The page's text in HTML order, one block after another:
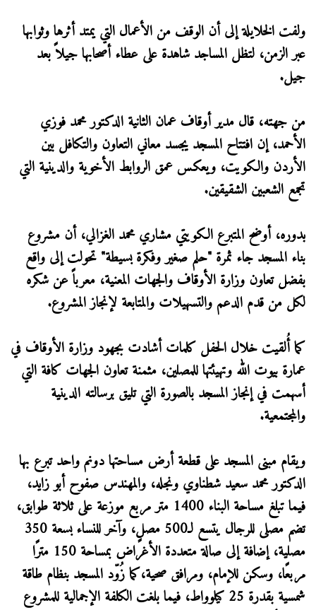
ولفت الخلايلة إلى أن الوقف من الأعمال التي يمتد أثرها وثوابها
عبر الزمن، لتظل المساجد شاهدة على عطاء أصحابها جيلاً بعد
جيل.
من جهته، قال مدير أوقاف عمان الثانية الدكتور محمد فوزي
الأحمد، إن افتتاح المسجد يجسد معاني التعاون والتكافل بين
الأردن والكويت، ويعكس عمق الروابط الأخوية والدينية التي
تجمع الشعبين الشقيقين.
بدوره، أوضح المتبرع الكويتي مشاري محمد الغزالي، أن مشروع
بناء المسجد جاء ثمرة "حلم صغير وفكرة بسيطة" تحولت إلى واقع
بفضل تعاون وزارة الأوقاف والجهات المعنية، معرباً عن شكره
لكل من قدم الدعم والتسهيلات والمتابعة لإنجاز المشروع.
كما أُلقيت خلال الحفل كلمات أشادت بجهود وزارة الأوقاف في
عمارة بيوت الله وتهيئتها للمصلين، مثمنة تعاون الجهات كافة التي
أسهمت في إنجاز المسجد بالصورة التي تليق برسالته الدينية
والمجتمعية.
ويقام مبنى المسجد على قطعة أرض مساحتها دونم واحد تبرع بها
الدكتور محمد سعيد شطناوي ونجله، والمهندس صفوح أبو زايد،
فيما تبلغ مساحة البناء 1400 متر مربع موزعة على ثلاثة طوابق،
تضم مصلى للرجال يتسع لـ500 مصلٍ، وآخر للنساء بسعة 350
مصلية، إضافة إلى صالة متعددة الأغراض بمساحة 150 مترًا
مربعًا، وسكن للإمام، ومرافق صحية،كما زُوّد المسجد بنظام طاقة
شمسية بقدرة 25 كيلوواط، فيما بلغت الكلفة الإجمالية للمشروع